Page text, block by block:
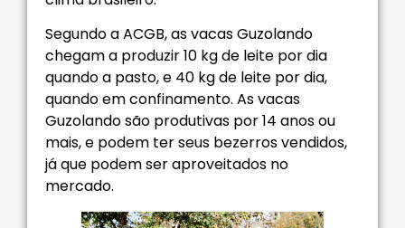
Segundo a ACGB, as vacas Guzolando
chegam a produzir 10 kg de leite por dia
quando a pasto, e 40 kg de leite por dia,
quando em confinamento. As vacas
Guzolando são produtivas por 14 anos ou
mais, e podem ter seus bezerros vendidos,
já que podem ser aproveitados no
mercado.